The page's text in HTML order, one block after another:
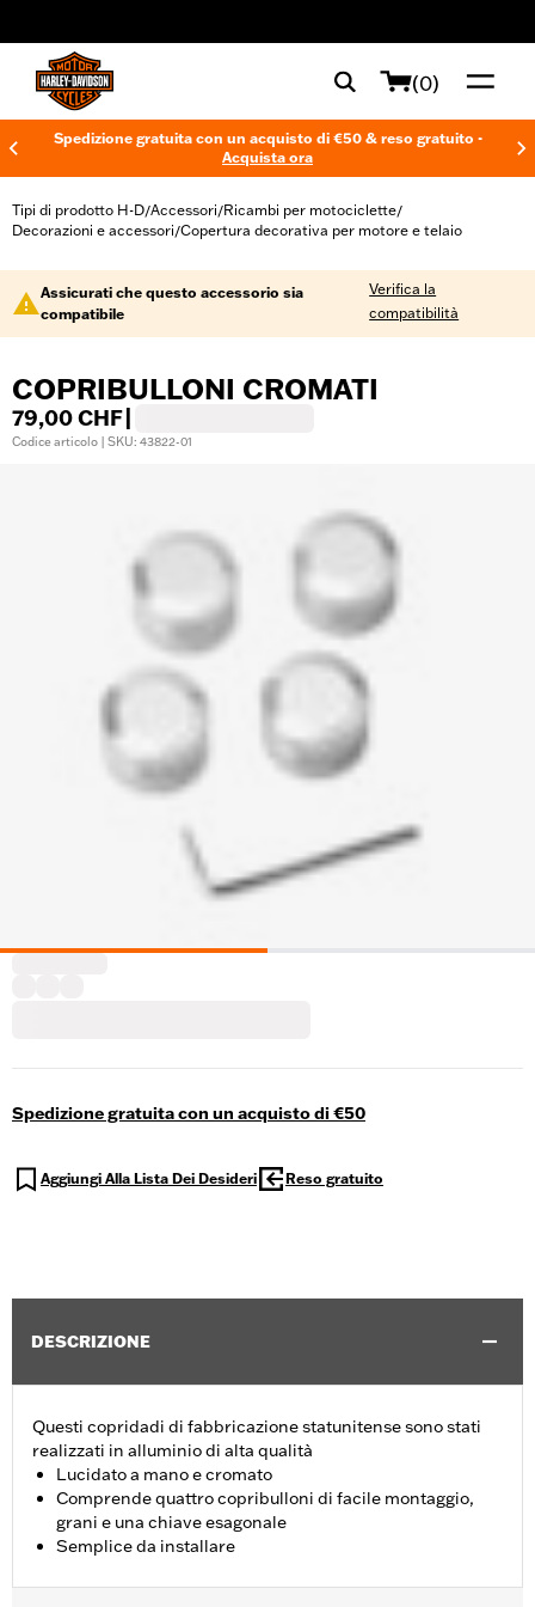
(0)
Spedizione gratuita con un acquisto di €50 & reso gratuito -
Acquista ora
Tipi di prodotto H-D/Accessori/Ricambi per motociclette/
Decorazioni e accessori/Copertura decorativa per motore e telaio
Assicurati che questo accessorio sia
compatibile
Verifica la
compatibilità
COPRIBULLONI CROMATI
79,00 CHF
Codice articolo | SKU: 43822-01
Spedizione gratuita con un acquisto di €50
Aggiungi Alla Lista Dei Desideri Reso gratuito
DESCRIZIONE
Questi copridadi di fabbricazione statunitense sono stati
realizzati in alluminio di alta qualità
Lucidato a mano e cromato
Comprende quattro copribulloni di facile montaggio,
grani e una chiave esagonale
Semplice da installare